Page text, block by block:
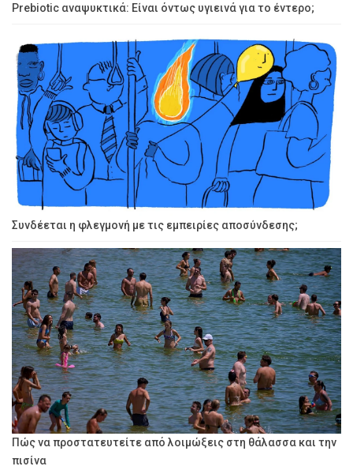
Prebiotic αναψυκτικά: Είναι όντως υγιεινά για το έντερο;
Συνδέεται η φλεγμονή με τις εμπειρίες αποσύνδεσης;
Πώς να προστατευτείτε από λοιμώξεις στη θάλασσα και την
πισίνα